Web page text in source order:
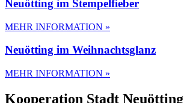
Neuötting im Stempelfieber
MEHR INFORMATION »
Neuötting im Weihnachtsglanz
MEHR INFORMATION »
Kooperation Stadt Neuötting